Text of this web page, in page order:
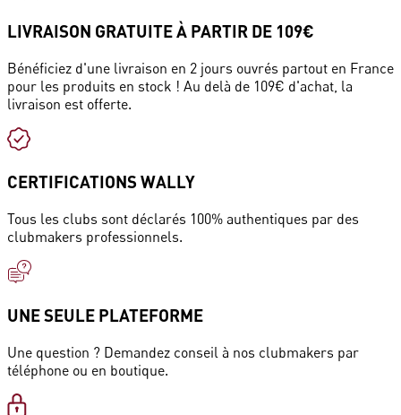
LIVRAISON GRATUITE À PARTIR DE 109€
Bénéficiez d'une livraison en 2 jours ouvrés partout en France
pour les produits en stock ! Au delà de 109€ d'achat, la
livraison est offerte.
CERTIFICATIONS WALLY
Tous les clubs sont déclarés 100% authentiques par des
clubmakers professionnels.
UNE SEULE PLATEFORME
Une question ? Demandez conseil à nos clubmakers par
téléphone ou en boutique.